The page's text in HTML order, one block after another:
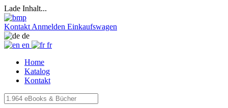
Lade Inhalt...
Kontakt Anmelden Einkaufswagen
de
en
fr
Home
Katalog
Kontakt